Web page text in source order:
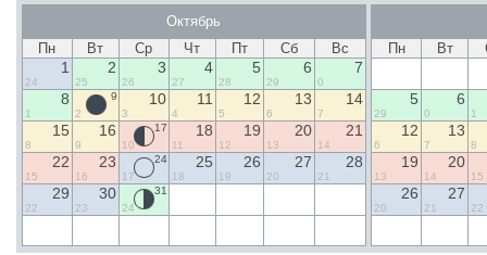
Октябрь
Пн
Вт Ср Чт Пт Сб Вс
1
24
2
25
3
26
4
27
5
28
6
29
7
0
8
1
9
2
10
3
11
4
12
5
13
6
14
7
15
8
16
9
17
10
18
11
19
12
20
13
21
14
22
15
23
16
24
17
25
18
26
19
27
20
28
21
29
22
30
23
31
24
Пн Вт
5
29
6
0 1
12
6
13
7 8
19
13
20
14 15
26
20
27
21 22